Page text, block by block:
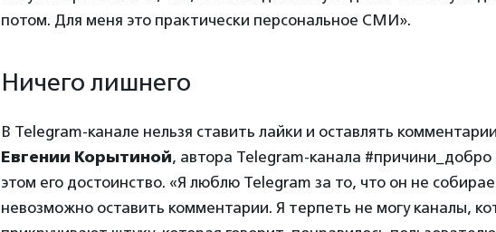
потом. Для меня это практически персональное СМИ».
Ничего лишнего
В Telegram-канале нельзя ставить лайки и оставлять
Евгении Корытиной, автора Telegram-канала #причини_добро
этом его достоинство. «Я люблю Telegram за то, что он не
невозможно оставить комментарии. Я терпеть не могу каналы,